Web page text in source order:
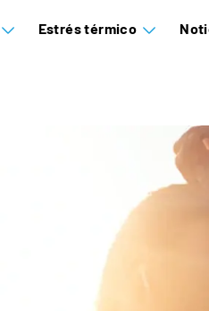
Estrés térmico